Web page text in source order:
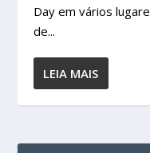
Day em vários
de...
LEIA MAIS